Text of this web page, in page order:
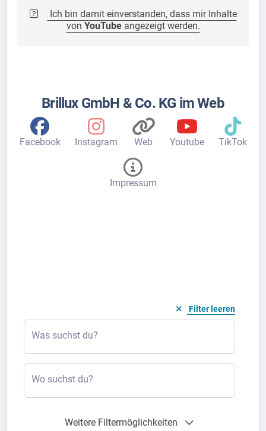
Ich bin damit einverstanden, dass mir Inhalte
von YouTubeangezeigt werden.
Brillux GmbH & Co. KG im Web
Facebook Instagram Web Youtube TikTok
Impressum
Filter leeren
Was suchst du?
Wo suchst du?
Weitere Filtermöglichkeiten